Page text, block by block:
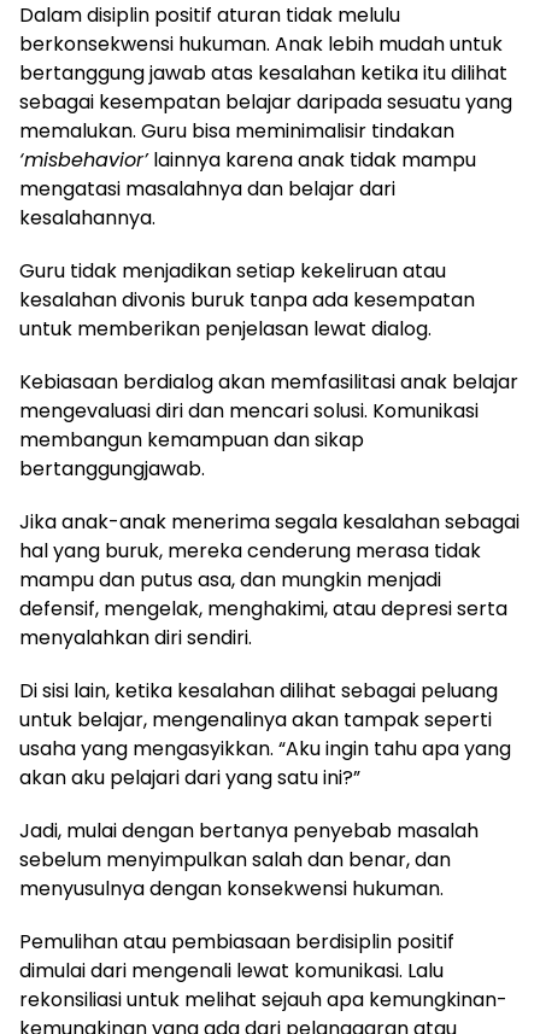
Dalam disiplin positif aturan tidak melulu
berkonsekwensi hukuman. Anak lebih mudah untuk
bertanggung jawab atas kesalahan ketika itu dilihat
sebagai kesempatan belajar daripada sesuatu yang
memalukan. Guru bisa meminimalisir tindakan
‘misbehavior’lainnya karena anak tidak mampu
mengatasi masalahnya dan belajar dari
kesalahannya.
Guru tidak menjadikan setiap kekeliruan atau
kesalahan divonis buruk tanpa ada kesempatan
untuk memberikan penjelasan lewat dialog.
Kebiasaan berdialog akan memfasilitasi anak belajar
mengevaluasi diri dan mencari solusi. Komunikasi
membangun kemampuan dan sikap
bertanggungjawab.
Jika anak-anak menerima segala kesalahan sebagai
hal yang buruk, mereka cenderung merasa tidak
mampu dan putus asa, dan mungkin menjadi
defensif, mengelak, menghakimi, atau depresi serta
menyalahkan diri sendiri.
Di sisi lain, ketika kesalahan dilihat sebagai peluang
untuk belajar, mengenalinya akan tampak seperti
usaha yang mengasyikkan. “Aku ingin tahu apa yang
akan aku pelajari dari yang satu ini?”
Jadi, mulai dengan bertanya penyebab masalah
sebelum menyimpulkan salah dan benar, dan
menyusulnya dengan konsekwensi hukuman.
Pemulihan atau pembiasaan berdisiplin positif
dimulai dari mengenali lewat komunikasi. Lalu
rekonsiliasi untuk melihat sejauh apa kemungkinan-